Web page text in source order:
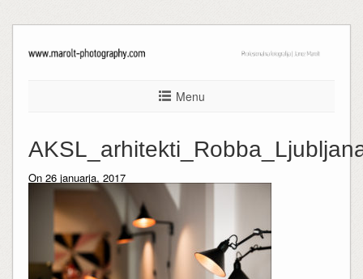
Menu
On 26 januarja, 2017